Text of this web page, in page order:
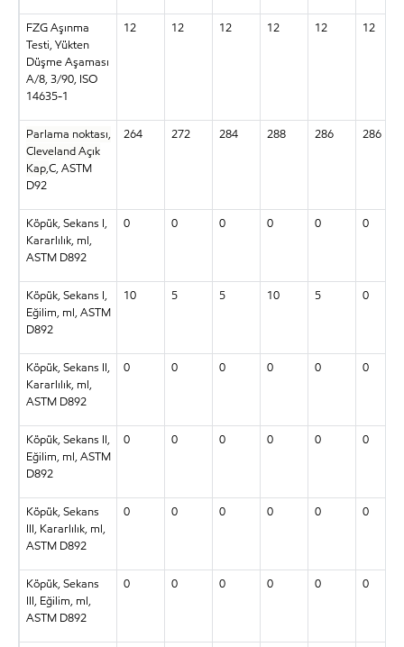
FZG Aşınma
Testi, Yükten
Düşme Aşaması
A/8, 3/90, ISO
14635-1
12 12 12 12 12 12
Parlama noktası,
Cleveland Açık
Kap,C, ASTM
D92
264 272 284 288 286 286
Köpük, Sekans I,
Kararlılık, ml,
ASTM D892
0 0 0 0 0 0
Köpük, Sekans I,
Eğilim, ml, ASTM
D892
10 5 5 10 5 0
Köpük, Sekans II,
Kararlılık, ml,
ASTM D892
0 0 0 0 0 0
Köpük, Sekans II,
Eğilim, ml, ASTM
D892
0 0 0 0 0 0
Köpük, Sekans
III, Kararlılık, ml,
ASTM D892
0 0 0 0 0 0
Köpük, Sekans
III, Eğilim, ml,
ASTM D892
0 0 0 0 0 0